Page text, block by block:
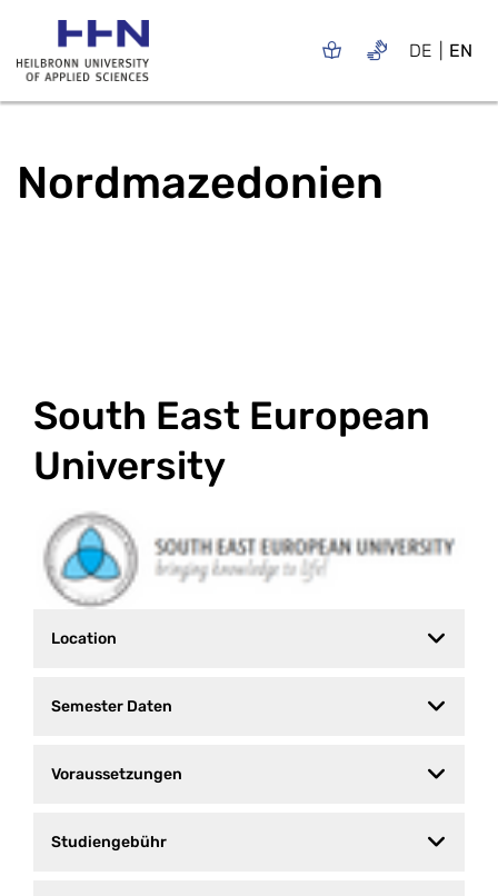
DE EN
Nordmazedonien
South East European
University
Location
Semester Daten
Voraussetzungen
Studiengebühr